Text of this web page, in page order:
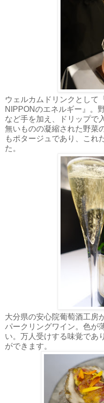
ウェルカムドリンクとし
NIPPONのエネルギー』。
など手を加え、ドリップで
無いものの凝縮された野菜
もポタージュであり、これ
た。
大分県の安心院葡萄酒工房
パークリングワイン。色が
い。万人受けする味覚であ
ができます。